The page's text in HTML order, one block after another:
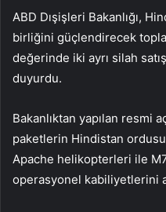
ABD Dışişleri Bakanlığı,
birliğini güçlendirecek
değerinde iki ayrı silah
duyurdu.
Bakanlıktan yapılan resmi
paketlerin Hindistan
Apache helikopterleri ile
operasyonel kabiliyetlerini